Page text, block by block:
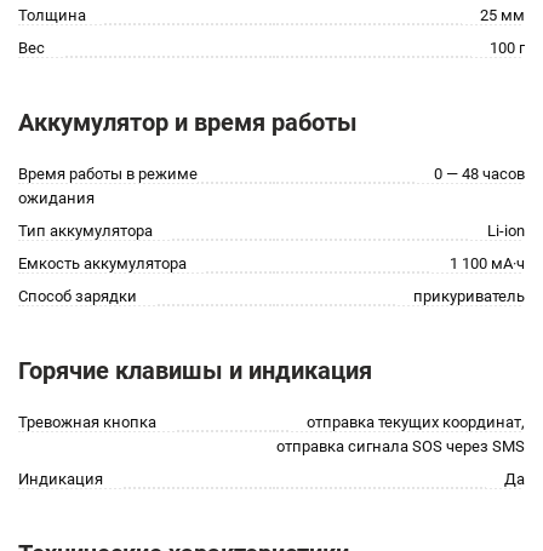
Толщина
25 мм
Вес
100 г
Аккумулятор и время работы
Время работы в режиме
ожидания
0 — 48 часов
Тип аккумулятора
Li-ion
Емкость аккумулятора
1 100 мА·ч
Способ зарядки
прикуриватель
Горячие клавишы и индикация
Тревожная кнопка
отправка текущих координат,
отправка сигнала SOS через SMS
Индикация
Да